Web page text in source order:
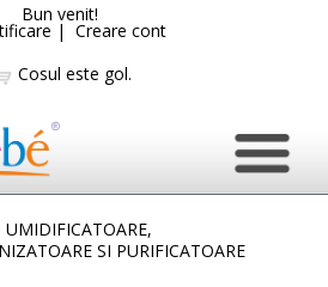
Bun venit!
| Creare cont
Cosul este gol.
SI PURIFICATOARE